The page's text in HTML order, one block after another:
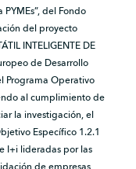
del Fondo
del proyecto
INTELIGENTE DE
de Desarrollo
Programa Operativo
al cumplimiento de
la investigación, el
Específico 1.2.1
I+i lideradas por las
de empresas